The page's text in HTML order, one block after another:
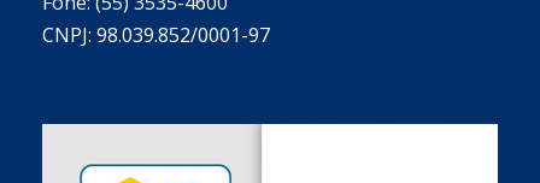
CNPJ: 98.039.852/0001-97